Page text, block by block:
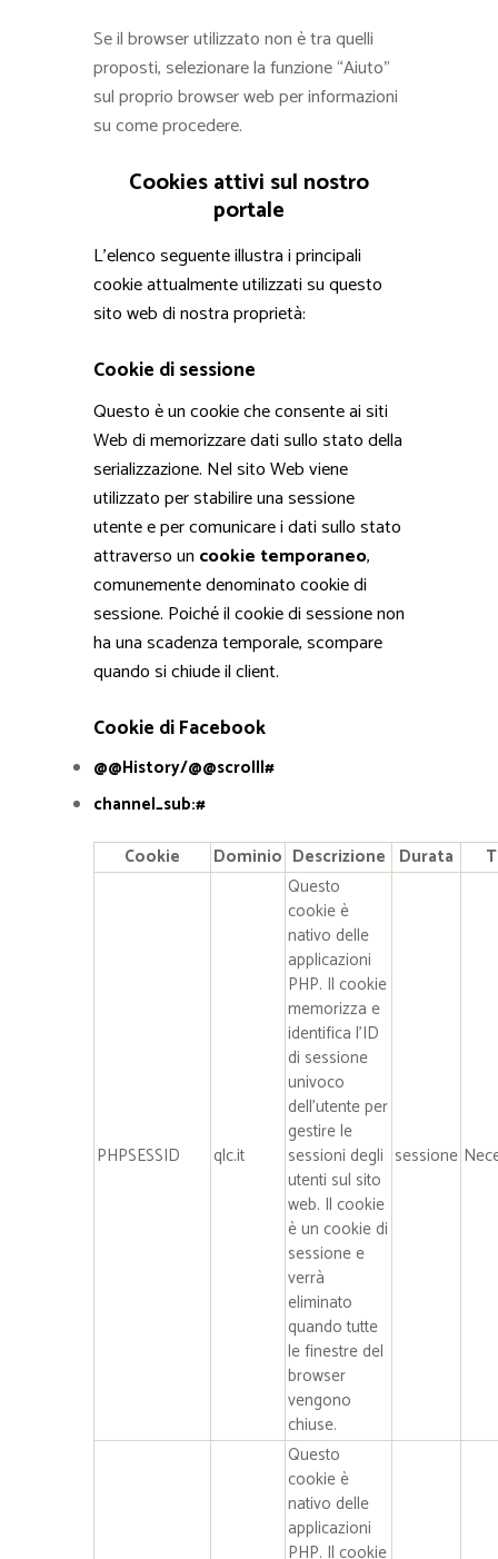
Se il browser utilizzato non è tra quelli
proposti, selezionare la funzione “Aiuto”
sul proprio browser web per informazioni
su come procedere.
Cookies attivi sul nostro
portale
L’elenco seguente illustra i principali
cookie attualmente utilizzati su questo
sito web di nostra proprietà:
Cookie di sessione
Questo è un cookie che consente ai siti
Web di memorizzare dati sullo stato della
serializzazione. Nel sito Web viene
utilizzato per stabilire una sessione
utente e per comunicare i dati sullo stato
attraverso un cookie temporaneo,
comunemente denominato cookie di
sessione. Poiché il cookie di sessione non
ha una scadenza temporale, scompare
quando si chiude il client.
Cookie di Facebook
@@History/@@scroll|#
channel_sub:#
Cookie
Dominio Descrizione Durata
PHPSESSID qlc.it
Questo
cookie è
nativo delle
applicazioni
PHP. Il cookie
memorizza e
identifica l’ID
di sessione
univoco
dell’utente per
gestire le
sessioni degli
utenti sul sito
web. Il cookie
è un cookie di
sessione e
verrà
eliminato
quando tutte
le finestre del
browser
vengono
chiuse.
sessione
Questo
cookie è
nativo delle
applicazioni
PHP. Il cookie